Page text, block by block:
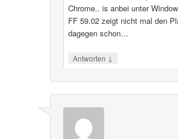
Chrome.. is anbei unter
FF 59.02 zeigt nicht mal den
dagegen schon…
Antworten ↓